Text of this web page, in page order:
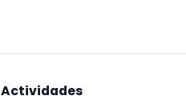
Actividades